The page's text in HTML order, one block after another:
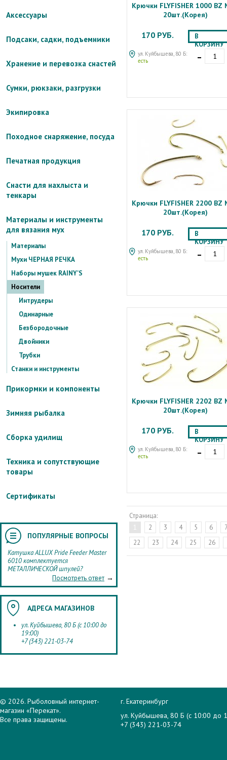
Аксессуары
Подсаки, садки, подъемники
Хранение и перевозка снастей
Сумки, рюкзаки, разгрузки
Экипировка
Походное снаряжение, посуда
Печатная продукция
Снасти для нахлыста и
тенкары
Материалы и инструменты
для вязания мух
Материалы
Мухи ЧЕРНАЯ РЕЧКА
Наборы мушек RAINY'S
Носители
Интрудеры
Одинарные
Безбородочные
Двойники
Трубки
Станки и инструменты
Прикормки и компоненты
Зимняя рыбалка
Сборка удилищ
Техника и сопутствующие
товары
Сертификаты
ПОПУЛЯРНЫЕ ВОПРОСЫ
Катушка ALLUX Pride Feeder Master
6010 комплектуется
МЕТАЛЛИЧЕСКОЙ шпулей?
Посмотреть ответ →
АДРЕСА МАГАЗИНОВ
ул. Куйбышева, 80 Б (с 10:00 до
19:00)
+7 (343) 221-03-74
Крючки FLYFISHER 1000
20шт.(Корея)
170 РУБ.
ул. Куйбышева, 80 Б:
есть
В
КОРЗИНУ
-
Крючки FLYFISHER 2200
20шт.(Корея)
170 РУБ.
ул. Куйбышева, 80 Б:
есть
В
КОРЗИНУ
-
Крючки FLYFISHER 2202
20шт.(Корея)
170 РУБ.
ул. Куйбышева, 80 Б:
есть
В
КОРЗИНУ
-
Страница:
1
2 3 4 5 6
22
23 24 25 26
© 2026. Рыболовный интернет-
магазин «Перекат».
Все права защищены.
г. Екатеринбург
ул. Куйбышева, 80 Б (с 10:00 до
+7 (343) 221-03-74